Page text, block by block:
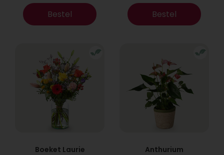
Bestel Bestel
Boeket Laurie Anthurium